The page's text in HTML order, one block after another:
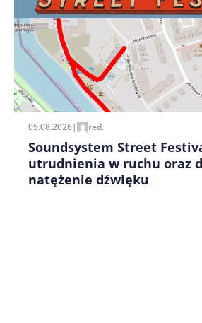
Zapamiętaj moje dane w tej
pisania kolejnych komentarzy.
05.08.2026| red.
Soundsystem Street
utrudnienia w ruchu oraz
natężenie dźwięku